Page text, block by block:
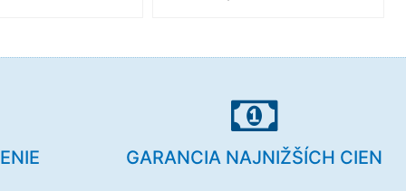
GARANCIA NAJNIŽŠÍCH CIEN